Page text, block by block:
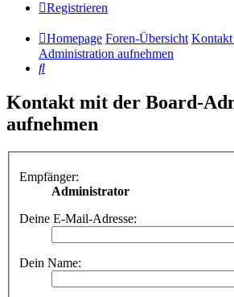
Registrieren
Homepage Foren-Übersicht
Administration aufnehmen
Suche
Kontakt mit der Board-
aufnehmen
Empfänger:
Administrator
Deine E-Mail-Adresse:
Dein Name: